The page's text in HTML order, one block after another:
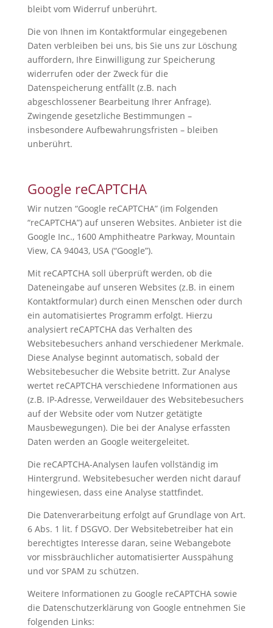
bleibt vom Widerruf unberührt.
Die von Ihnen im Kontaktformular eingegebenen
Daten verbleiben bei uns, bis Sie uns zur Löschung
auffordern, Ihre Einwilligung zur Speicherung
widerrufen oder der Zweck für die
Datenspeicherung entfällt (z.B. nach
abgeschlossener Bearbeitung Ihrer Anfrage).
Zwingende gesetzliche Bestimmungen –
insbesondere Aufbewahrungsfristen – bleiben
unberührt.
Google reCAPTCHA
Wir nutzen “Google reCAPTCHA” (im Folgenden
“reCAPTCHA”) auf unseren Websites. Anbieter ist die
Google Inc., 1600 Amphitheatre Parkway, Mountain
View, CA 94043, USA (“Google”).
Mit reCAPTCHA soll überprüft werden, ob die
Dateneingabe auf unseren Websites (z.B. in einem
Kontaktformular) durch einen Menschen oder durch
ein automatisiertes Programm erfolgt. Hierzu
analysiert reCAPTCHA das Verhalten des
Websitebesuchers anhand verschiedener Merkmale.
Diese Analyse beginnt automatisch, sobald der
Websitebesucher die Website betritt. Zur Analyse
wertet reCAPTCHA verschiedene Informationen aus
(z.B. IP-Adresse, Verweildauer des Websitebesuchers
auf der Website oder vom Nutzer getätigte
Mausbewegungen). Die bei der Analyse erfassten
Daten werden an Google weitergeleitet.
Die reCAPTCHA-Analysen laufen vollständig im
Hintergrund. Websitebesucher werden nicht darauf
hingewiesen, dass eine Analyse stattfindet.
Die Datenverarbeitung erfolgt auf Grundlage von Art.
6 Abs. 1 lit. f DSGVO. Der Websitebetreiber hat ein
berechtigtes Interesse daran, seine Webangebote
vor missbräuchlicher automatisierter Ausspähung
und vor SPAM zu schützen.
Weitere Informationen zu Google reCAPTCHA sowie
die Datenschutzerklärung von Google entnehmen Sie
folgenden Links: